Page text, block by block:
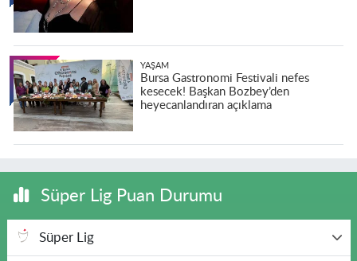
YAŞAM
Bursa Gastronomi Festivali nefes
kesecek! Başkan Bozbey’den
heyecanlandıran açıklama
Süper Lig Puan Durumu
Süper Lig